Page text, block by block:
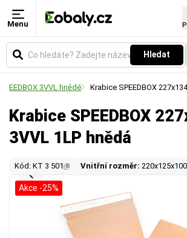
Menu
Hledat
3VVL hnědé Krabice SPEEDBOX
Krabice SPEEDBOX
3VVL 1LP hnědá
Kód: KT 3 501 Vnitřní rozměr:
Akce -25%